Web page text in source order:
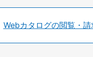
Webカタログの閲覧・請